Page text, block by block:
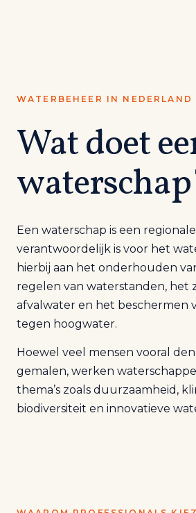
WATERBEHEER IN NEDERLAND
Wat doet
Een waterschap is een
verantwoordelijk is voor het
hierbij aan het onderhouden
regelen van waterstanden, het
afvalwater en het beschermen
tegen hoogwater.
Hoewel veel mensen vooral
gemalen, werken
thema’s zoals duurzaamheid,
biodiversiteit en innovatieve